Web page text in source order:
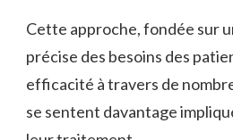
Cette approche, fondée sur
précise des besoins des
efficacité à travers de
se sentent davantage